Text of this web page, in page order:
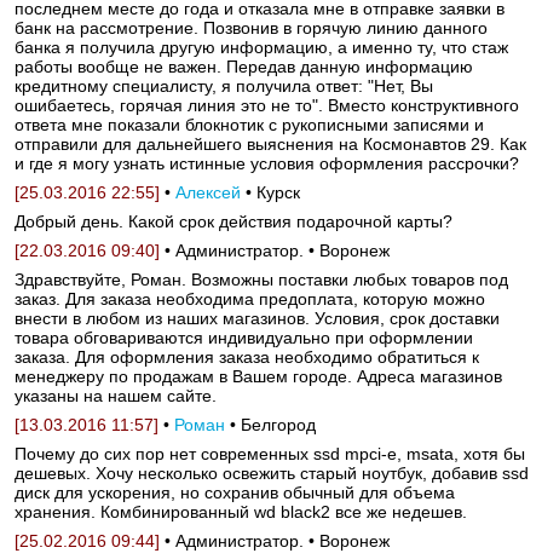
последнем месте до года и отказала мне в отправке заявки в
банк на рассмотрение. Позвонив в горячую линию данного
банка я получила другую информацию, а именно ту, что стаж
работы вообще не важен. Передав данную информацию
кредитному специалисту, я получила ответ: "Нет, Вы
ошибаетесь, горячая линия это не то". Вместо конструктивного
ответа мне показали блокнотик с рукописными записями и
отправили для дальнейшего выяснения на Космонавтов 29. Как
и где я могу узнать истинные условия оформления рассрочки?
[25.03.2016 22:55] • Алексей • Курск
Добрый день. Какой срок действия подарочной карты?
[22.03.2016 09:40] • Администратор. • Воронеж
Здравствуйте, Роман. Возможны поставки любых товаров под
заказ. Для заказа необходима предоплата, которую можно
внести в любом из наших магазинов. Условия, срок доставки
товара обговариваются индивидуально при оформлении
заказа. Для оформления заказа необходимо обратиться к
менеджеру по продажам в Вашем городе. Адреса магазинов
указаны на нашем сайте.
[13.03.2016 11:57] • Роман • Белгород
Почему до сих пор нет современных ssd mpci-e, msata, хотя бы
дешевых. Хочу несколько освежить старый ноутбук, добавив ssd
диск для ускорения, но сохранив обычный для объема
хранения. Комбинированный wd black2 все же недешев.
[25.02.2016 09:44] • Администратор. • Воронеж